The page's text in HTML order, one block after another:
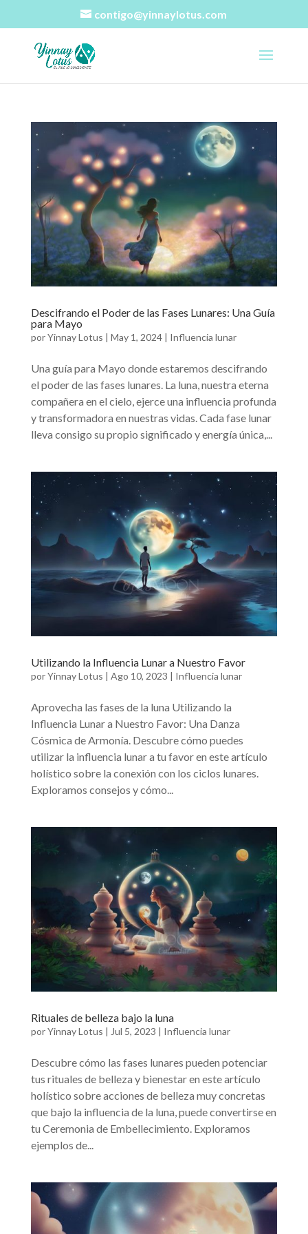
contigo@yinnaylotus.com
Descifrando el Poder de las Fases Lunares: Una Guía
para Mayo
porYinnay Lotus | May 1, 2024| Influencia lunar
Una guía para Mayo donde estaremos descifrando
el poder de las fases lunares. La luna, nuestra eterna
compañera en el cielo, ejerce una influencia profunda
y transformadora en nuestras vidas. Cada fase lunar
lleva consigo su propio significado y energía única,...
Utilizando la Influencia Lunar a Nuestro Favor
porYinnay Lotus | Ago 10, 2023 | Influencia lunar
Aprovecha las fases de la luna Utilizando la
Influencia Lunar a Nuestro Favor: Una Danza
Cósmica de Armonía. Descubre cómo puedes
utilizar la influencia lunar a tu favor en este artículo
holístico sobre la conexión con los ciclos lunares.
Exploramos consejos y cómo...
Rituales de belleza bajo la luna
porYinnay Lotus | Jul 5, 2023 | Influencia lunar
Descubre cómo las fases lunares pueden potenciar
tus rituales de belleza y bienestar en este artículo
holístico sobre acciones de belleza muy concretas
que bajo la influencia de la luna, puede convertirse en
tu Ceremonia de Embellecimiento. Exploramos
ejemplos de...